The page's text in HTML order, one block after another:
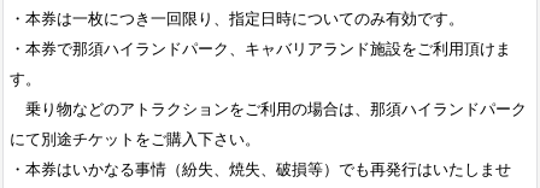
・本券は一枚につき一回限り、指定日時についてのみ有効です。
・本券で那須ハイランドパーク、キャバリアランド施設をご利用頂けま
す。
乗り物などのアトラクションをご利用の場合は、那須ハイランドパーク
にて別途チケットをご購入下さい。
・本券はいかなる事情（紛失、焼失、破損等）でも再発行はいたしませ